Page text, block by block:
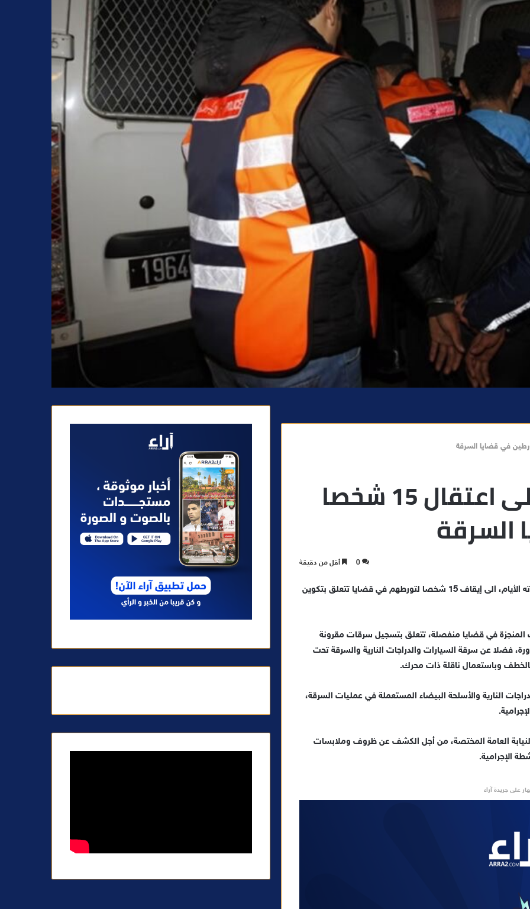
حملة أمنية تقود الى اعتقال 15 شخصا
السرقة
0 أقل من دقيقة
قادت العمليات الأمنية التي باشرتها ولاية أمن وجدة، هاته الأيام، الى إيقاف 15 شخصا لتورطهم في قضايا تتعلق بتكوين
المنجزة في قضايا منفصلة، تتعلق بتسجيل سرقات مقرونة
فضلا عن سرقة السيارات والدراجات النارية والسرقة تحت
بالخطف وباستعمال ناقلة ذات محرك.
النارية والأسلحة البيضاء المستعملة في عمليات السرقة،
العامة المختصة، من أجل الكشف عن ظروف وملابسات
الإجرامية.
على جريدة آراء